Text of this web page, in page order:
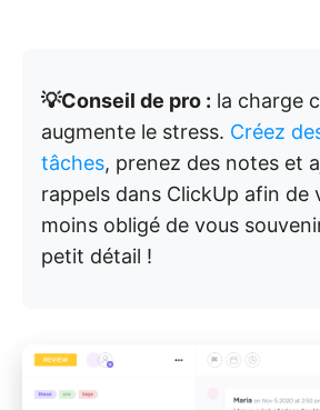
💡Conseil de pro : la charge
augmente le stress. Créez
tâches, prenez des notes et
rappels dans ClickUp afin de
moins obligé de vous
petit détail !